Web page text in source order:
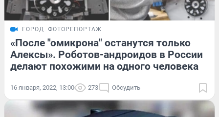
ГОРОД ФОТОРЕПОРТАЖ
«После "омикрона" останутся только
Алексы». Роботов-андроидов в России
делают похожими на одного человека
16 января, 2022, 13:00 273 Обсудить